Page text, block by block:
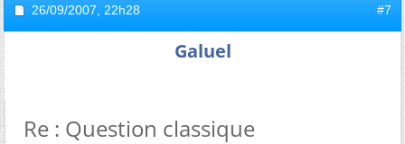
26/09/2007, 22h28 #7
Galuel
Re : Question classique